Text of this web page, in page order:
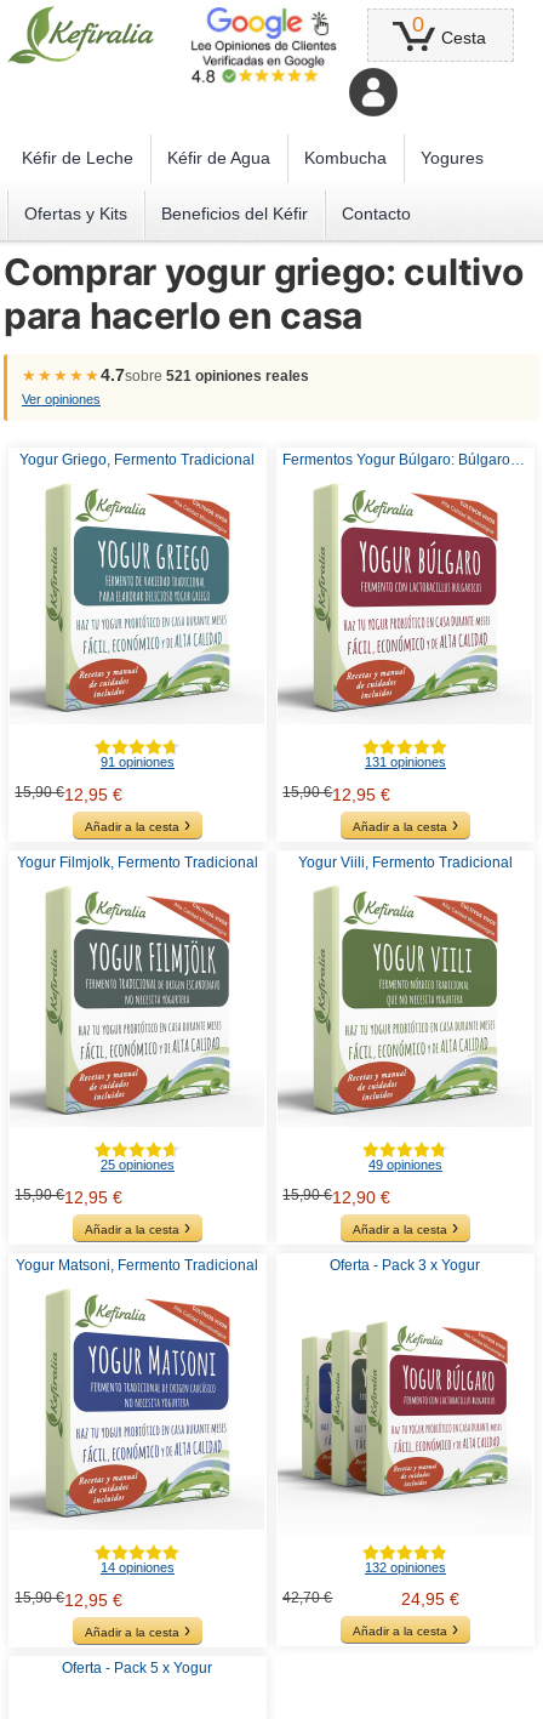
0
Cesta
Kéfir de Leche Kéfir de Agua Kombucha Yogures
Ofertas y Kits Beneficios del Kéfir Contacto
Comprar yogur griego: cultivo
para hacerlo en casa
★★★★★4.7sobre 521 opiniones reales
Ver opiniones
Yogur Griego, Fermento Tradicional
91 opiniones
15,90 €12,95 €
Añadir a la cesta
131 opiniones
15,90 €12,95 €
Añadir a la cesta
Yogur Filmjolk, Fermento Tradicional
25 opiniones
15,90 €12,95 €
Añadir a la cesta
Yogur Viili, Fermento Tradicional
49 opiniones
15,90 €12,90 €
Añadir a la cesta
Yogur Matsoni, Fermento Tradicional
14 opiniones
15,90 €12,95 €
Añadir a la cesta
Oferta - Pack 3 x Yogur
132 opiniones
42,70 € 24,95 €
Añadir a la cesta
Oferta - Pack 5 x Yogur